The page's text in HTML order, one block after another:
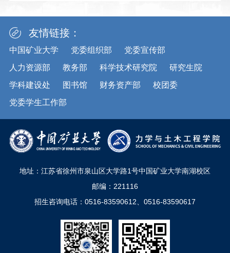
友情链接：
中国矿业大学 党委组织部
党委宣传部
人力资源部
教务部 科学技术研究院
研究生院
学科建设处
图书馆 财务资产部
校团委
党委学生工作部
地址：江苏省徐州市泉山区大学路1号中国矿业大学南湖校区
邮编：221116
招生咨询电话：0516-83590612、0516-83590617